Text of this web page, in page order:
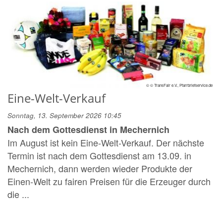
© © TransFair e.V., Pfarrbriefservice.de
Eine-Welt-Verkauf
Sonntag, 13. September 2026 10:45
Nach dem Gottesdienst in Mechernich
Im August ist kein Eine-Welt-Verkauf. Der nächste
Termin ist nach dem Gottesdienst am 13.09. in
Mechernich, dann werden wieder Produkte der
Einen-Welt zu fairen Preisen für die Erzeuger durch
die ...